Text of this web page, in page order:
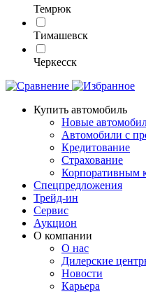
Темрюк
Тимашевск
Черкесск
Купить автомобиль
Новые
Автомобили с
Кредитование
Страхование
Корпоративным
Спецпредложения
Трейд-ин
Сервис
Аукцион
О компании
О нас
Дилерские
Новости
Карьера